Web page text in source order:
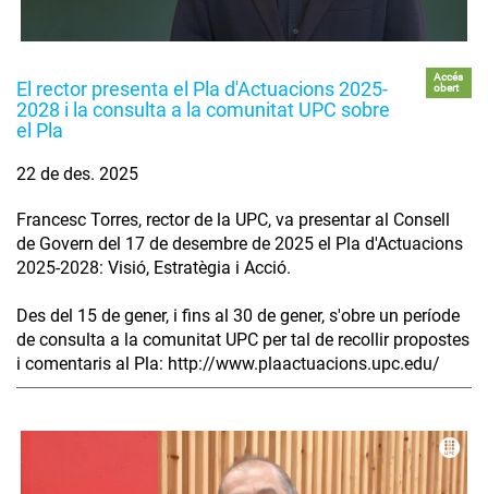
El rector presenta el Pla d'Actuacions 2025-
2028 i la consulta a la comunitat UPC sobre
el Pla
Accés
obert
22 de des. 2025
Francesc Torres, rector de la UPC, va presentar al Consell
de Govern del 17 de desembre de 2025 el Pla d'Actuacions
2025-2028: Visió, Estratègia i Acció.
Des del 15 de gener, i fins al 30 de gener, s'obre un període
de consulta a la comunitat UPC per tal de recollir propostes
i comentaris al Pla: http://www.plaactuacions.upc.edu/